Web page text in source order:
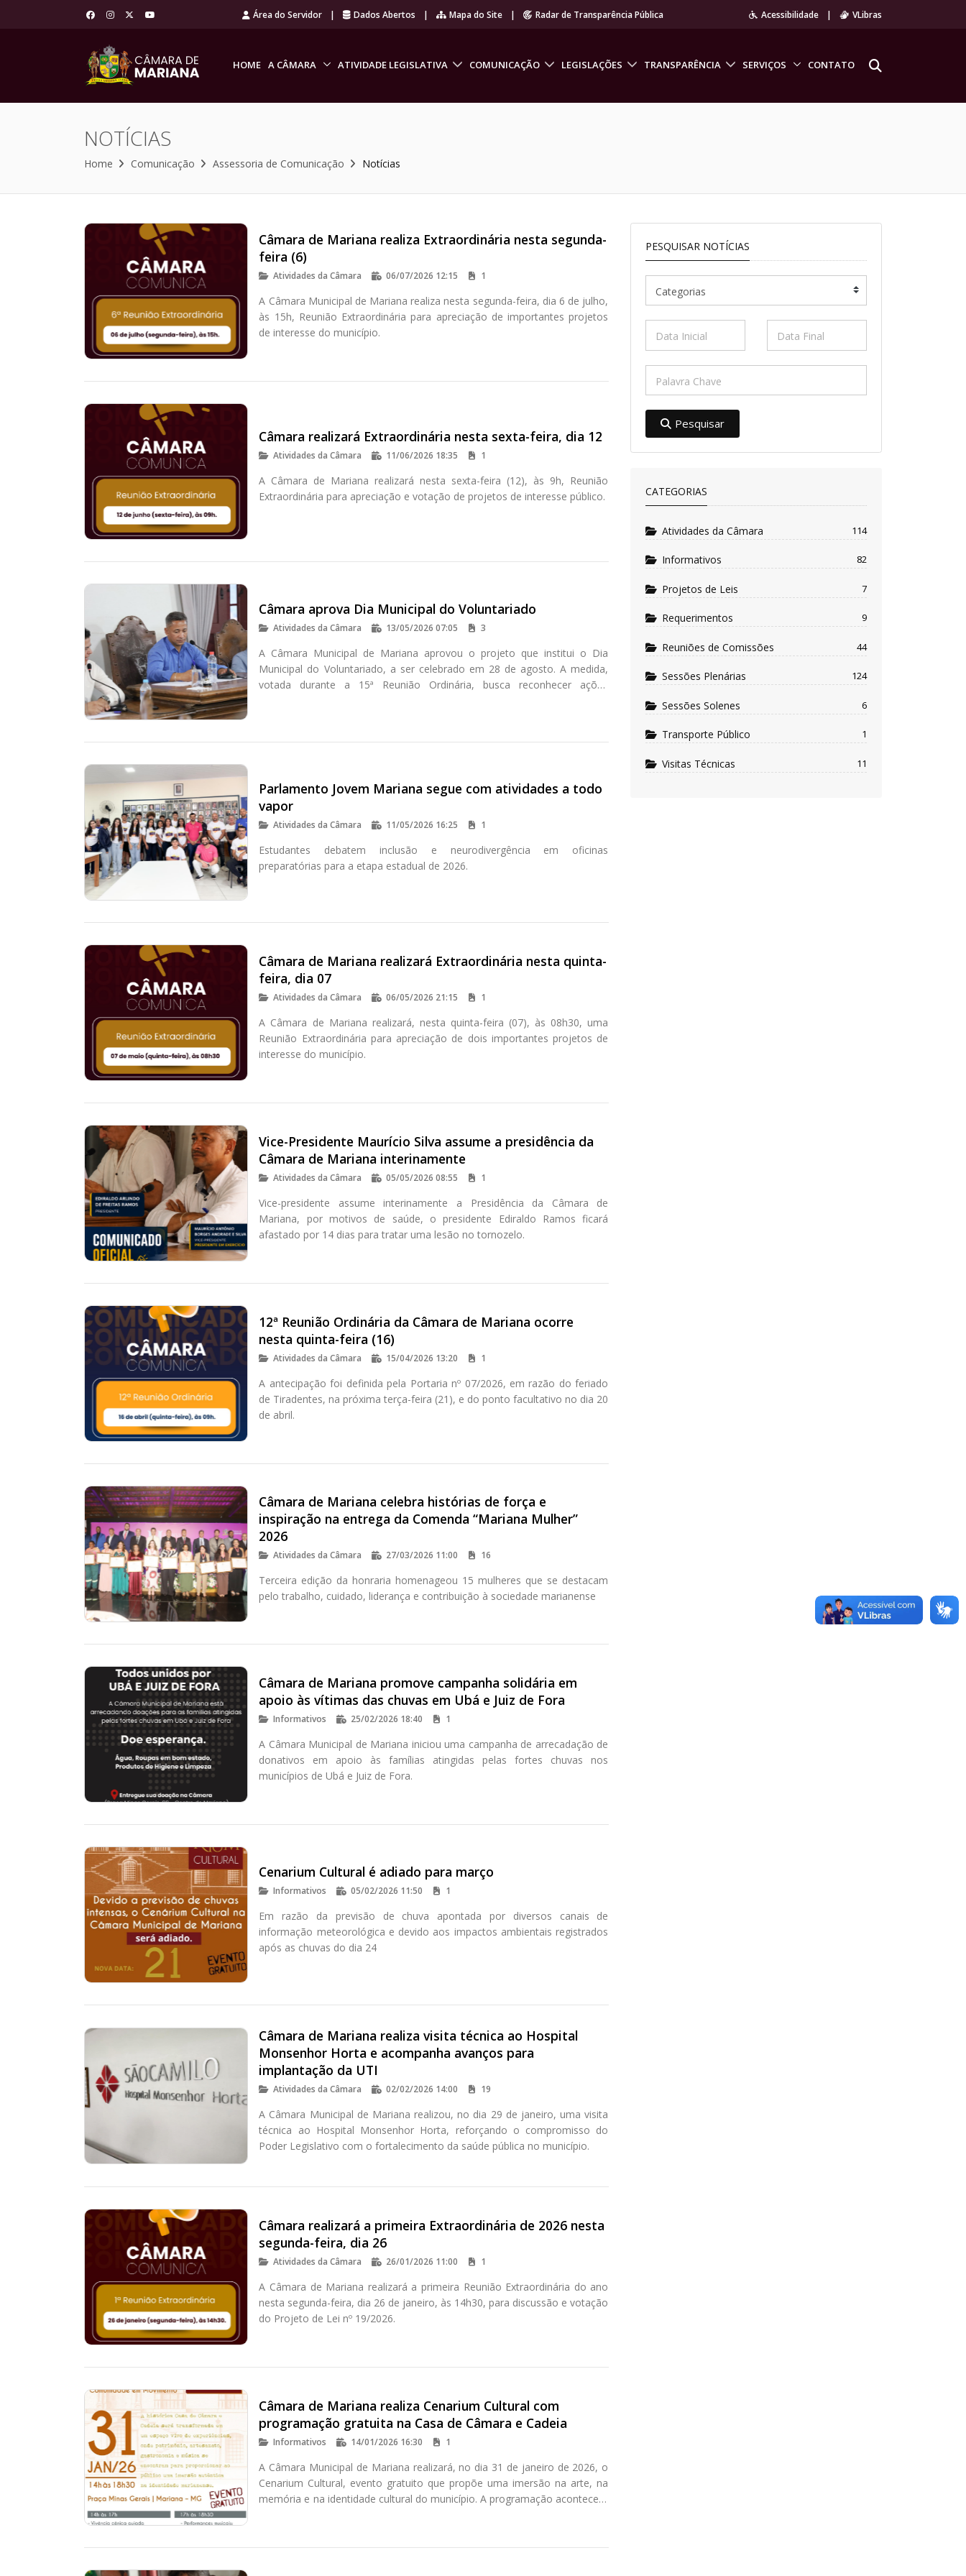
Área do Servidor | Dados Abertos | Mapa do Site | Radar de Transparência Pública Acessibilidade | VLibras
HOME A CÂMARA ATIVIDADE LEGISLATIVA COMUNICAÇÃO LEGISLAÇÕES TRANSPARÊNCIA SERVIÇOS CONTATO
NOTÍCIAS
Home Comunicação Assessoria de Comunicação Notícias
Câmara de Mariana realiza Extraordinária nesta segunda-
feira (6)
Atividades da Câmara 06/07/2026 12:15 1
A Câmara Municipal de Mariana realiza nesta segunda-feira, dia 6 de julho,
às 15h, Reunião Extraordinária para apreciação de importantes projetos
de interesse do município.
Câmara realizará Extraordinária nesta sexta-feira, dia 12
Atividades da Câmara 11/06/2026 18:35 1
A Câmara de Mariana realizará nesta sexta-feira (12), às 9h, Reunião
Extraordinária para apreciação e votação de projetos de interesse público.
Câmara aprova Dia Municipal do Voluntariado
Atividades da Câmara 13/05/2026 07:05 3
A Câmara Municipal de Mariana aprovou o projeto que institui o Dia
Municipal do Voluntariado, a ser celebrado em 28 de agosto. A medida,
votada durante a 15ª Reunião Ordinária, busca reconhecer ações
Parlamento Jovem Mariana segue com atividades a todo
vapor
Atividades da Câmara 11/05/2026 16:25 1
Estudantes debatem inclusão e neurodivergência em oficinas
preparatórias para a etapa estadual de 2026.
Câmara de Mariana realizará Extraordinária nesta quinta-
feira, dia 07
Atividades da Câmara 06/05/2026 21:15 1
A Câmara de Mariana realizará, nesta quinta-feira (07), às 08h30, uma
Reunião Extraordinária para apreciação de dois importantes projetos de
interesse do município.
Vice-Presidente Maurício Silva assume a presidência da
Câmara de Mariana interinamente
Atividades da Câmara 05/05/2026 08:55 1
Vice-presidente assume interinamente a Presidência da Câmara de
Mariana, por motivos de saúde, o presidente Ediraldo Ramos ficará
afastado por 14 dias para tratar uma lesão no tornozelo.
12ª Reunião Ordinária da Câmara de Mariana ocorre
nesta quinta-feira (16)
Atividades da Câmara 15/04/2026 13:20 1
A antecipação foi definida pela Portaria nº 07/2026, em razão do feriado
de Tiradentes, na próxima terça-feira (21), e do ponto facultativo no dia 20
de abril.
Câmara de Mariana celebra histórias de força e
inspiração na entrega da Comenda “Mariana Mulher”
2026
Atividades da Câmara 27/03/2026 11:00 16
Terceira edição da honraria homenageou 15 mulheres que se destacam
pelo trabalho, cuidado, liderança e contribuição à sociedade marianense
Câmara de Mariana promove campanha solidária em
apoio às vítimas das chuvas em Ubá e Juiz de Fora
Informativos 25/02/2026 18:40 1
A Câmara Municipal de Mariana iniciou uma campanha de arrecadação de
donativos em apoio às famílias atingidas pelas fortes chuvas nos
municípios de Ubá e Juiz de Fora.
Cenarium Cultural é adiado para março
Informativos 05/02/2026 11:50 1
Em razão da previsão de chuva apontada por diversos canais de
informação meteorológica e devido aos impactos ambientais registrados
após as chuvas do dia 24
Câmara de Mariana realiza visita técnica ao Hospital
Monsenhor Horta e acompanha avanços para
implantação da UTI
Atividades da Câmara 02/02/2026 14:00 19
A Câmara Municipal de Mariana realizou, no dia 29 de janeiro, uma visita
técnica ao Hospital Monsenhor Horta, reforçando o compromisso do
Poder Legislativo com o fortalecimento da saúde pública no município.
Câmara realizará a primeira Extraordinária de 2026 nesta
segunda-feira, dia 26
Atividades da Câmara 26/01/2026 11:00 1
A Câmara de Mariana realizará a primeira Reunião Extraordinária do ano
nesta segunda-feira, dia 26 de janeiro, às 14h30, para discussão e votação
do Projeto de Lei nº 19/2026.
Câmara de Mariana realiza Cenarium Cultural com
programação gratuita na Casa de Câmara e Cadeia
Informativos 14/01/2026 16:30 1
A Câmara Municipal de Mariana realizará, no dia 31 de janeiro de 2026, o
Cenarium Cultural, evento gratuito que propõe uma imersão na arte, na
memória e na identidade cultural do município. A programação acontecerá
PESQUISAR NOTÍCIAS
Pesquisar
CATEGORIAS
Atividades da Câmara 114
Informativos 82
Projetos de Leis 7
Requerimentos 9
Reuniões de Comissões 44
Sessões Plenárias 124
Sessões Solenes 6
Transporte Público 1
Visitas Técnicas 11